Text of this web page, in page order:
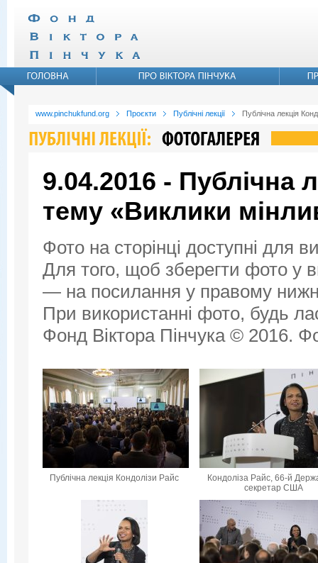
www.pinchukfund.org Проєкти Публічні лекції Публічна лекція
9.04.2016 - Публічна
тему «Виклики
Фото на сторінці доступні для
Для того, щоб зберегти фото у
— на посилання у правому
При використанні фото, будь
Фонд Віктора Пінчука © 2016.
Публічна лекція Кондолізи Райс
Кондоліза Райс, 66-й
секретар США